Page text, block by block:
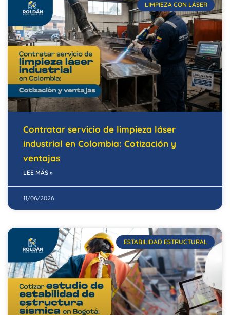
LIMPIEZA CON LÁSER
Contratar servicio de limpieza láser
industrial en Colombia: Cotización y
ventajas
LEE MÁS »
11/06/2026
ESTABILIDAD ESTRUCTURAL